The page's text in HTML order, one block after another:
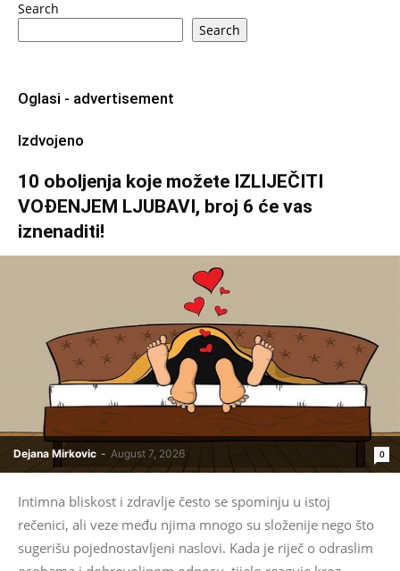
Search
Search
Oglasi - advertisement
Izdvojeno
10 oboljenja koje možete IZLIJEČITI
VOĐENJEM LJUBAVI, broj 6 će vas
iznenaditi!
Dejana Mirkovic - August 7, 2026 0
Intimna bliskost i zdravlje često se spominju u istoj
rečenici, ali veze među njima mnogo su složenije nego što
sugerišu pojednostavljeni naslovi. Kada je riječ o odraslim